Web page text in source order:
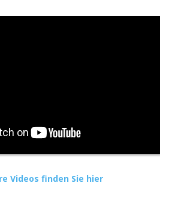
Videos finden Sie hier